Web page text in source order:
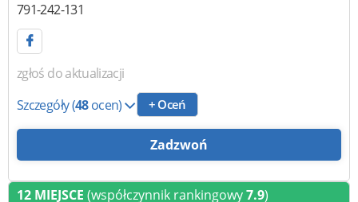
791-242-131
zgłoś do aktualizacji
Szczegóły(48ocen) + Oceń
Zadzwoń
12 MIEJSCE (współczynnik rankingowy7.9)